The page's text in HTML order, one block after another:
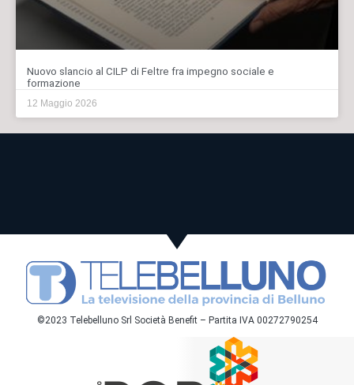
Nuovo slancio al CILP di Feltre fra impegno sociale e
formazione
12 Maggio 2026
©2023 Telebelluno Srl Società Benefit – Partita IVA 00272790254